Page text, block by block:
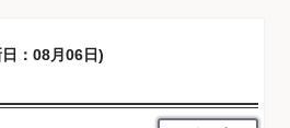
：08月06日)